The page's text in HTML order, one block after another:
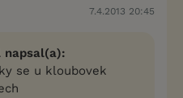
7.4.2013 20:45
napsal(a):
se u kloubovek